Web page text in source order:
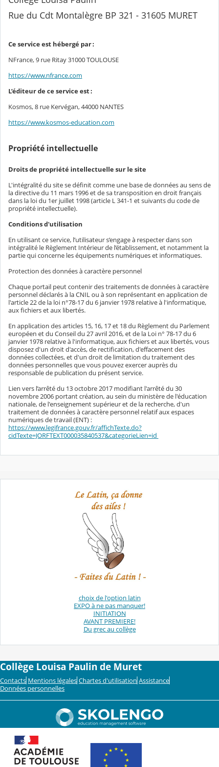
Rue du Cdt Montalègre BP 321 - 31605 MURET
Ce service est hébergé par :
NFrance, 9 rue Ritay 31000 TOULOUSE
https://www.nfrance.com
L’éditeur de ce service est :
Kosmos, 8 rue Kervégan, 44000 NANTES
https://www.kosmos-education.com
Propriété intellectuelle
Droits de propriété intellectuelle sur le site
L'intégralité du site se définit comme une base de données au sens de
la directive du 11 mars 1996 et de sa transposition en droit français
dans la loi du 1er juillet 1998 (article L 341-1 et suivants du code de
propriété intellectuelle).
Conditions d'utilisation
En utilisant ce service, l’utilisateur s’engage à respecter dans son
intégralité le Règlement Intérieur de l’établissement, et notamment la
partie qui concerne les équipements numériques et informatiques.
Protection des données à caractère personnel
Chaque portail peut contenir des traitements de données à caractère
personnel déclarés à la CNIL ou à son représentant en application de
l'article 22 de la loi n°78-17 du 6 janvier 1978 relative à l'informatique,
aux fichiers et aux libertés.
En application des articles 15, 16, 17 et 18 du Règlement du Parlement
européen et du Conseil du 27 avril 2016, et de la Loi n° 78-17 du 6
janvier 1978 relative à l'informatique, aux fichiers et aux libertés, vous
disposez d'un droit d'accès, de rectification, d'effacement des
données collectées, et d'un droit de limitation du traitement des
données personnelles que vous pouvez exercer auprès du
responsable de publication du présent service.
Lien vers l’arrêté du 13 octobre 2017 modifiant l'arrêté du 30
novembre 2006 portant création, au sein du ministère de l'éducation
nationale, de l'enseignement supérieur et de la recherche, d'un
traitement de données à caractère personnel relatif aux espaces
numériques de travail (ENT) :
https://www.legifrance.gouv.fr/affichTexte.do?
cidTexte=JORFTEXT000035840537&categorieLien=id
choix de l'option latin
EXPO à ne pas manquer!
INITIATION
AVANT PREMIERE!
Du grec au collège
Collège Louisa Paulin de Muret
Contacts Mentions légales Chartes d'utilisation Assistance
Données personnelles